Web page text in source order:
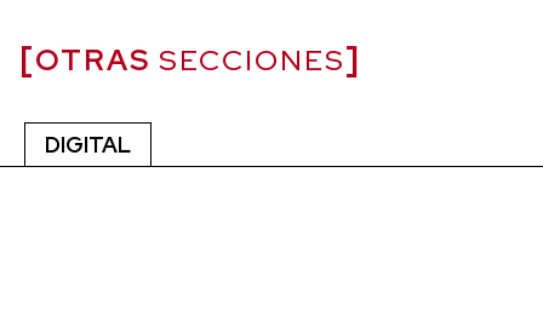
OTRAS SECCIONES
DIGITAL